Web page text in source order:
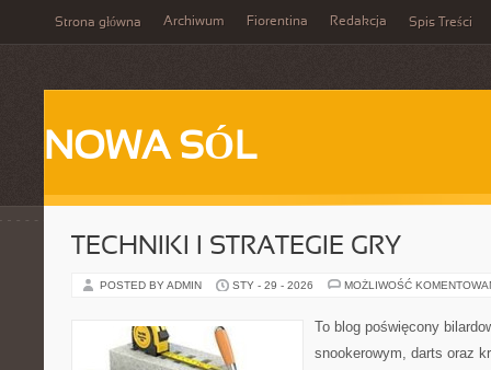
Strona główna Archiwum Fiorentina Redakcja Spis Treści
NOWA SÓL
TECHNIKI I STRATEGIE GRY
POSTED BY ADMIN STY - 29 - 2026 MOŻLIWOŚĆ
To blog poświęcony
snookerowym, darts oraz